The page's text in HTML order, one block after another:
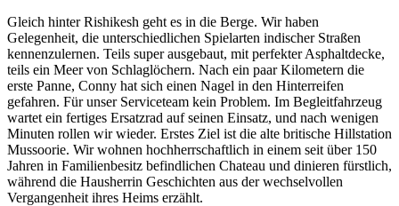
Gleich hinter Rishikesh geht es in die Berge. Wir haben
Gelegenheit, die unterschiedlichen Spielarten indischer Straßen
kennenzulernen. Teils super ausgebaut, mit perfekter Asphaltdecke,
teils ein Meer von Schlaglöchern. Nach ein paar Kilometern die
erste Panne, Conny hat sich einen Nagel in den Hinterreifen
gefahren. Für unser Serviceteam kein Problem. Im Begleitfahrzeug
wartet ein fertiges Ersatzrad auf seinen Einsatz, und nach wenigen
Minuten rollen wir wieder. Erstes Ziel ist die alte britische Hillstation
Mussoorie. Wir wohnen hochherrschaftlich in einem seit über 150
Jahren in Familienbesitz befindlichen Chateau und dinieren fürstlich,
während die Hausherrin Geschichten aus der wechselvollen
Vergangenheit ihres Heims erzählt.